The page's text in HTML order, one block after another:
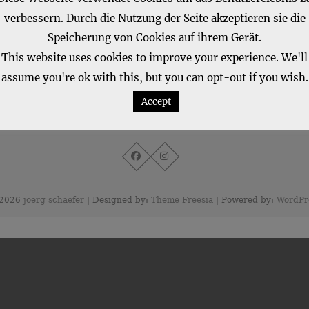
joerg schaefer | Designed by: Theme Freesia | Powered by:
verbessern. Durch die Nutzung der Seite akzeptieren sie die
Speicherung von Cookies auf ihrem Gerät.
This website uses cookies to improve your experience. We'll
assume you're ok with this, but you can opt-out if you wish.
Accept